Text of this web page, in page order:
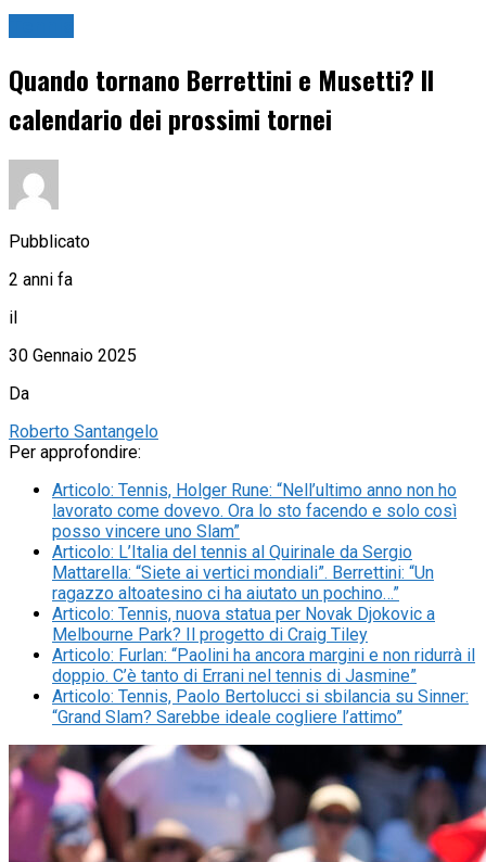
Quando tornano Berrettini e Musetti? Il
calendario dei prossimi tornei
Pubblicato
2 anni fa
il
30 Gennaio 2025
Da
Roberto Santangelo
Per approfondire:
Articolo: Tennis, Holger Rune: “Nell’ultimo anno non ho
lavorato come dovevo. Ora lo sto facendo e solo così
posso vincere uno Slam”
Articolo: L’Italia del tennis al Quirinale da Sergio
Mattarella: “Siete ai vertici mondiali”. Berrettini: “Un
ragazzo altoatesino ci ha aiutato un pochino…”
Articolo: Tennis, nuova statua per Novak Djokovic a
Melbourne Park? Il progetto di Craig Tiley
Articolo: Furlan: “Paolini ha ancora margini e non ridurrà il
doppio. C’è tanto di Errani nel tennis di Jasmine”
Articolo: Tennis, Paolo Bertolucci si sbilancia su Sinner:
“Grand Slam? Sarebbe ideale cogliere l’attimo”